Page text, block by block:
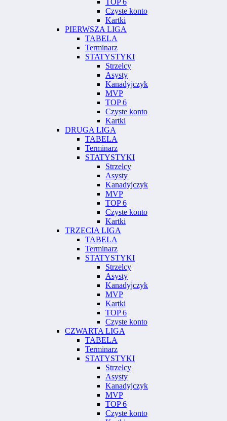
Czyste konto
Kartki
PIERWSZA LIGA
TABELA
Terminarz
STATYSTYKI
Strzelcy
Asysty
Kanadyjczyk
MVP
TOP 6
Czyste konto
Kartki
DRUGA LIGA
TABELA
Terminarz
STATYSTYKI
Strzelcy
Asysty
Kanadyjczyk
MVP
TOP 6
Czyste konto
Kartki
TRZECIA LIGA
TABELA
Terminarz
STATYSTYKI
Strzelcy
Asysty
Kanadyjczyk
MVP
Kartki
TOP 6
Czyste konto
CZWARTA LIGA
TABELA
Terminarz
STATYSTYKI
Strzelcy
Asysty
Kanadyjczyk
MVP
TOP 6
Czyste konto